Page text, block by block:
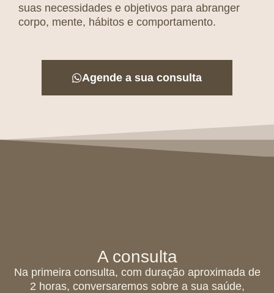
suas necessidades e objetivos para abranger
corpo, mente, hábitos e comportamento.
Agende a sua consulta
A consulta
Na primeira consulta, com duração aproximada de
2 horas, conversaremos sobre a sua saúde,